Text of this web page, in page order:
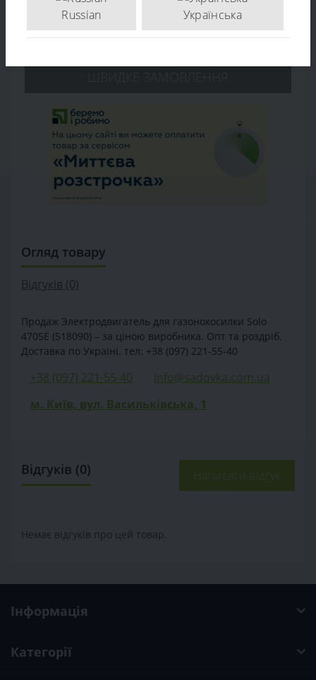
+
ДО КОШИКА
Огляд товару
Відгуків (0)
Продаж Электродвигатель для газонокосилки Solo
4705E (518090) – за ціною виробника. Опт та роздріб.
Доставка по Україні. тел: +38 (097) 221-55-40
+38 (097) 221-55-40
info@sadovka.com.ua
м. Київ, вул. Васильківська, 1
Відгуків (0) Написати відгук
Немає відгуків про цей товар.
Інформація
Категорії
Russian Українська